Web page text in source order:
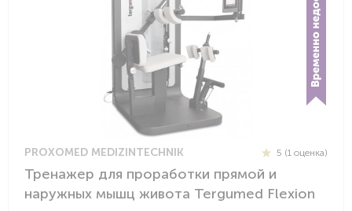
PROXOMED MEDIZINTECHNIK 5 (1 оценка)
Тренажер для проработки прямой и
наружных мышц живота Tergumed Flexion